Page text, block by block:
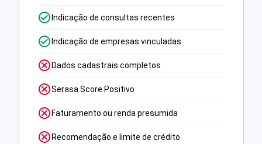
Indicação de consultas recentes
Indicação de empresas vinculadas
Dados cadastrais completos
Serasa Score Positivo
Faturamento ou renda presumida
Recomendação e limite de crédito